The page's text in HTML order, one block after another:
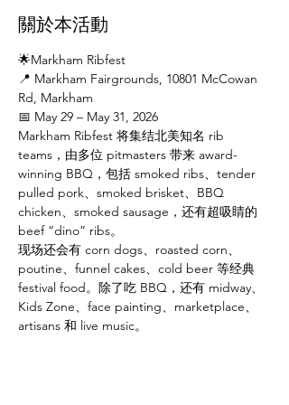
關於本活動
🌟Markham Ribfest
📍 Markham Fairgrounds, 10801 McCowan
Rd, Markham
📅 May 29 – May 31, 2026
Markham Ribfest 将集结北美知名 rib
teams，由多位 pitmasters 带来 award-
winning BBQ，包括 smoked ribs、tender
pulled pork、smoked brisket、BBQ
chicken、smoked sausage，还有超吸睛的
beef “dino” ribs。
现场还会有 corn dogs、roasted corn、
poutine、funnel cakes、cold beer 等经典
festival food。除了吃 BBQ，还有 midway、
Kids Zone、face painting、marketplace、
artisans 和 live music。